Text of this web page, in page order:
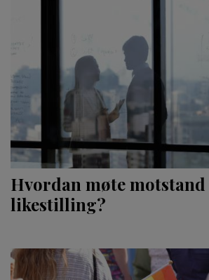
Hvordan møte
likestilling?